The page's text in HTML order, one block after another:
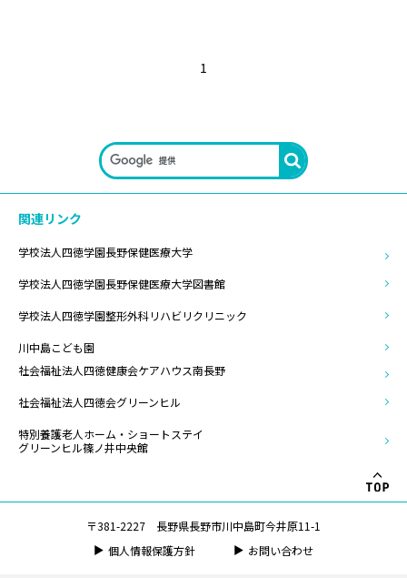
1
関連リンク
学校法人四徳学園長野保健医療大学
学校法人四徳学園長野保健医療大学図書館
学校法人四徳学園整形外科リハビリクリニック
川中島こども園
社会福祉法人四徳健康会ケアハウス南長野
社会福祉法人四徳会グリーンヒル
特別養護老人ホーム・ショートステイ
グリーンヒル篠ノ井中央館
〒381-2227 長野県長野市川中島町今井原11-1
個人情報保護方針
お問い合わせ